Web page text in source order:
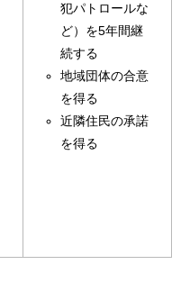
犯パトロールな
ど）を5年間継
続する
地域団体の合意
を得る
近隣住民の承諾
を得る